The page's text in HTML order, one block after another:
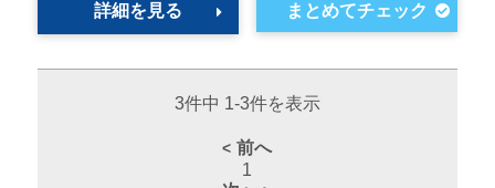
詳細を見る
3件中 1-3件を表示
前へ
1